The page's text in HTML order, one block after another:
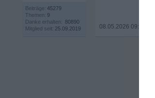
Beiträge: 45279
Themen: 9
Danke erhalten: 80890
Mitglied seit: 25.09.2019 08.05.2026 09:31